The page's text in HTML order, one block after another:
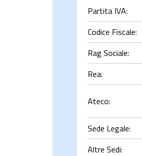
Partita IVA:
Codice Fiscale:
Rag Sociale:
Rea:
Ateco:
Sede Legale:
Altre Sedi: